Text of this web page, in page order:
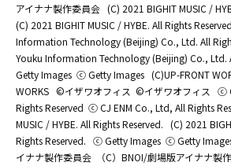
アイナナ製作委員会 (C) 2021 BIGHIT MUSIC /
(C) 2021 BIGHIT MUSIC / HYBE. All Rights
Information Technology (Beijing) Co., Ltd. All
Youku Information Technology (Beijing) Co., Ltd.
Getty Images ⓒ Getty Images (C)UP-FRONT
WORKS ©イザワオフィス ©イザワオフィス ⓒ
Rights Reserved ⓒ CJ ENM Co., Ltd, All Rights
MUSIC / HYBE. All Rights Reserved. (C) 2021
Rights Reserved. ⓒ Getty Images ⓒ Getty
イナナ製作委員会
（C）BNOI/劇場版アイナナ製